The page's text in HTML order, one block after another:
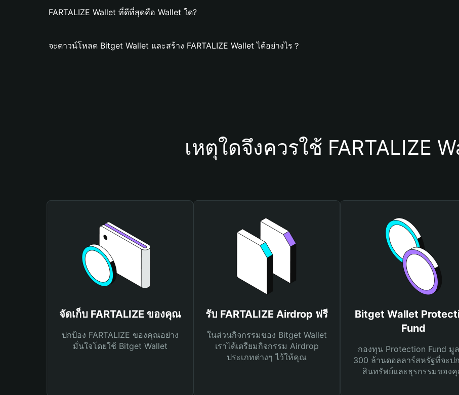
FARTALIZE Wallet ที่ดีที่สุดคือ Wallet ใด?
จะดาวน์โหลด Bitget Wallet และสร้าง FARTALIZE Wallet ได้อย่างไร？
เหตุใดจึงควรใช้ FARTALIZE
จัดเก็บ FARTALIZE ของคุณ
ปกป้อง FARTALIZE ของคุณอย่าง
มั่นใจโดยใช้ Bitget Wallet
รับ FARTALIZE Airdrop ฟรี
ในส่วนกิจกรรมของ Bitget Wallet
เราได้เตรียมกิจกรรม Airdrop
ประเภทต่างๆ ไว้ให้คุณ
Bitget Wallet
Fund
กองทุน Protection Fund มู
300 ล้านดอลลาร์สหรัฐที่จะป
สินทรัพย์และธุรกรรมของ